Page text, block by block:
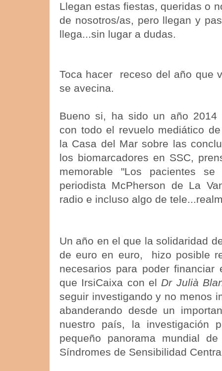
Llegan estas fiestas, queridas o
de nosotros/as, pero llegan y
llega...sin lugar a dudas.
Toca hacer receso del año que
se avecina.
Bueno si, ha sido un año 2014
con todo el revuelo mediático
la Casa del Mar sobre las
los biomarcadores en SSC,
memorable "Los pacientes
periodista McPherson de La
radio e incluso algo de
Un año en el que la solidaridad
de euro en euro, hizo posible
necesarios para poder
que IrsiCaixa con el Dr Julià
seguir investigando y no menos
abanderando desde un
nuestro país, la investigación
pequeño panorama mundial
Síndromes de Sensibilidad